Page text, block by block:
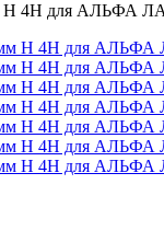
4H для АЛЬФА